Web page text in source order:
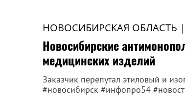
НОВОСИБИРСКАЯ ОБЛАСТЬ |
Новосибирские
медицинских изделий
Заказчик перепутал этиловый и
#новосибирск #инфопро54